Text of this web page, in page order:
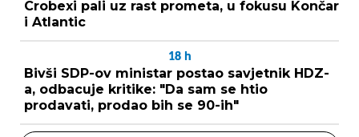
Crobexi pali uz rast prometa, u fokusu Končar
i Atlantic
18 h
Bivši SDP-ov ministar postao savjetnik HDZ-
a, odbacuje kritike: "Da sam se htio
prodavati, prodao bih se 90-ih"